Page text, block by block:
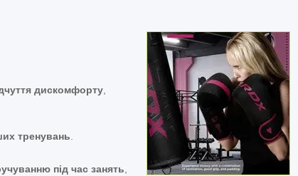
дискомфорту
тренувань
під час занять